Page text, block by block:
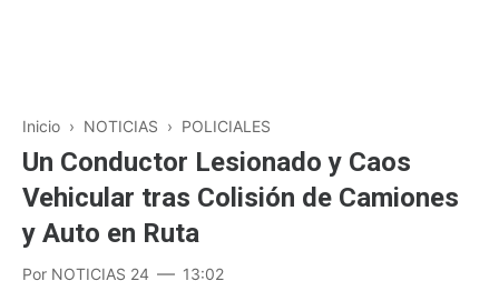
Inicio › NOTICIAS › POLICIALES
Un Conductor Lesionado y Caos
Vehicular tras Colisión de Camiones
y Auto en Ruta
Por NOTICIAS 24 13:02